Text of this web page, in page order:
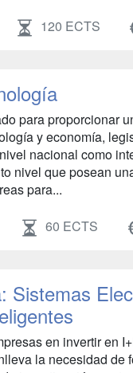
120 ECTS
para proporcionar
y economía,
nacional como
nivel que posean
para...
60 ECTS
Sistemas
en invertir en
la necesidad de